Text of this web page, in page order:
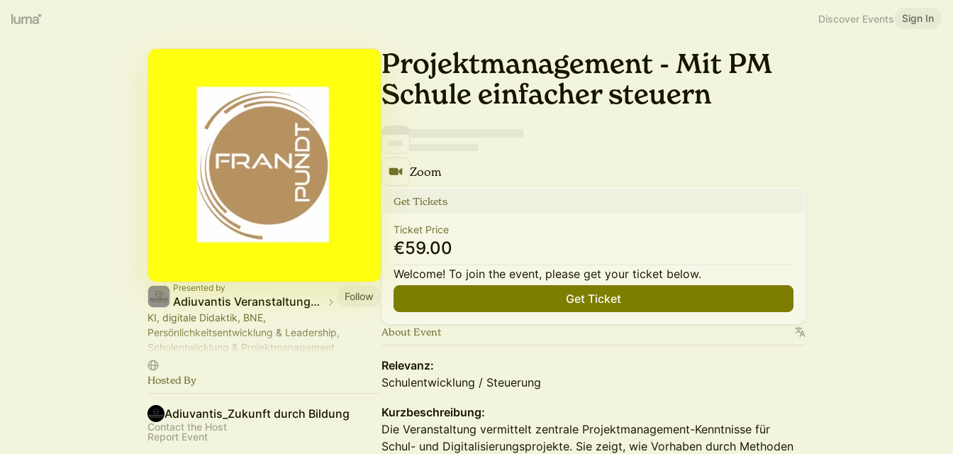
Discover Events Sign In
Presented by
Adiuvantis Veranstaltungen & Fortbildungen
Follow
KI, digitale Didaktik, BNE,
Persönlichkeitsentwicklung & Leadership,
Schulentwicklung & Projektmanagement.
Für LK aller Schulformen. Anfänger:innen.
Für Kommunen & Schulträger.
Hosted By
Adiuvantis_Zukunft durch Bildung
Contact the Host
Report Event
Projektmanagement - Mit PM
Schule einfacher steuern
Zoom
Get Tickets
Ticket Price
€59.00
Welcome! To join the event, please get your ticket below.
Get Ticket
About Event
Relevanz:
Schulentwicklung / Steuerung
Kurzbeschreibung:
Die Veranstaltung vermittelt zentrale Projektmanagement-Kenntnisse für
Schul- und Digitalisierungsprojekte. Sie zeigt, wie Vorhaben durch Methoden